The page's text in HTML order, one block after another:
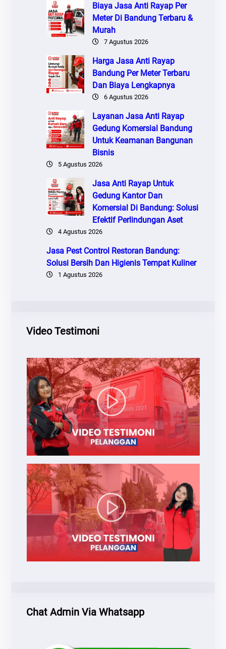
Biaya Jasa Anti Rayap Per
Meter Di Bandung Terbaru &
Murah
7 Agustus 2026
Harga Jasa Anti Rayap
Bandung Per Meter Terbaru
Dan Biaya Lengkapnya
6 Agustus 2026
Layanan Jasa Anti Rayap
Gedung Komersial Bandung
Untuk Keamanan Bangunan
Bisnis
5 Agustus 2026
Jasa Anti Rayap Untuk
Gedung Kantor Dan
Komersial Di Bandung: Solusi
Efektif Perlindungan Aset
4 Agustus 2026
Jasa Pest Control Restoran Bandung:
Solusi Bersih Dan Higienis Tempat Kuliner
1 Agustus 2026
Video Testimoni
Chat Admin Via Whatsapp